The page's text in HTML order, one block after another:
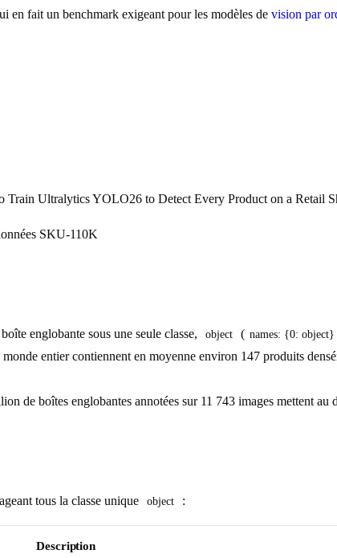
fait un benchmark exigeant pour les modèles de vision par
Train Ultralytics YOLO26 to Detect Every Product on a Retail
englobante sous une seule classe, object ( names: {0: object}
entier contiennent en moyenne environ 147 produits
de boîtes englobantes annotées sur 11 743 images mettent au
tous la classe unique object :
Description